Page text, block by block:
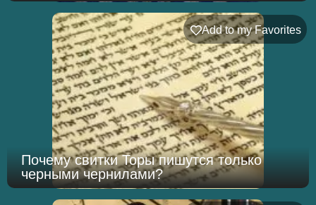
Add to my Favorites
Почему свитки Торы пишутся только
черными чернилами?